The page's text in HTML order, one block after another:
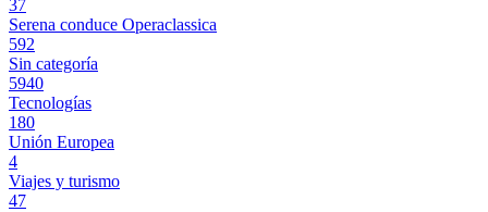
37
Serena conduce Operaclassica
592
Sin categoría
5940
Tecnologías
180
Unión Europea
4
Viajes y turismo
47